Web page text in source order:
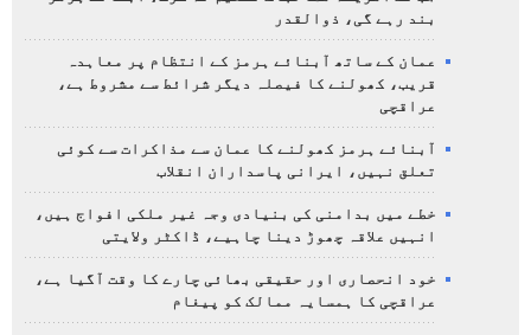
بند رہے گی، ذوالقدر
عمان کے ساتھ آبنائے ہرمز کے انتظام پر معاہدہ
قریب، کھولنے کا فیصلہ دیگر شرائط سے مشروط ہے،
عراقچی
آبنائے ہرمز کھولنے کا عمان سے مذاکرات سے کوئی
تعلق نہیں، ایرانی پاسداران انقلاب
خطے میں بدامنی کی بنیادی وجہ غیر ملکی افواج ہیں،
انہیں علاقہ چھوڑ دینا چاہیے، ڈاکٹر ولایتی
خود انحصاری اور حقیقی بھائی چارے کا وقت آگیا ہے،
عراقچی کا ہمسایہ ممالک کو پیغام